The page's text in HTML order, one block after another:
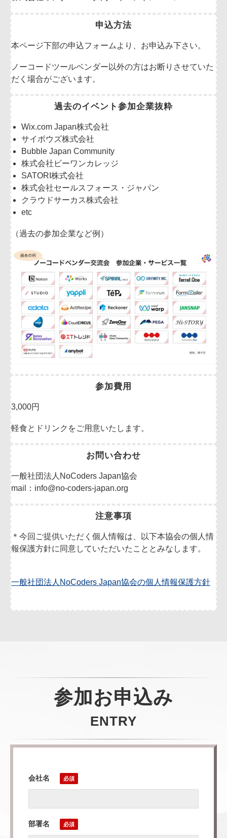
申込方法
本ページ下部の申込フォームより、お申込み下さい。
ノーコードツールベンダー以外の方はお断りさせていた
だく場合がございます。
過去のイベント参加企業抜粋
Wix.com Japan株式会社
サイボウズ株式会社
Bubble Japan Community
株式会社ビーワンカレッジ
SATORI株式会社
株式会社セールスフォース・ジャパン
クラウドサーカス株式会社
etc
（過去の参加企業など例）
参加費用
3,000円
軽食とドリンクをご用意いたします。
お問い合わせ
一般社団法人NoCoders Japan協会
mail：info@no-coders-japan.org
注意事項
＊今回ご提供いただく個人情報は、以下本協会の個人情
報保護方針に同意していただいたこととみなします。
一般社団法人NoCoders Japan協会の個人情報保護方針
参加お申込み
ENTRY
会社名
部署名